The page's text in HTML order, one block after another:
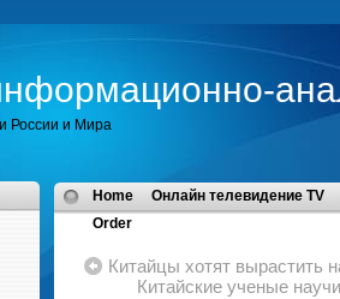
России и Мира
Home Онлайн телевидение TV
Order
Китайцы хотят вырастить
Китайские ученые